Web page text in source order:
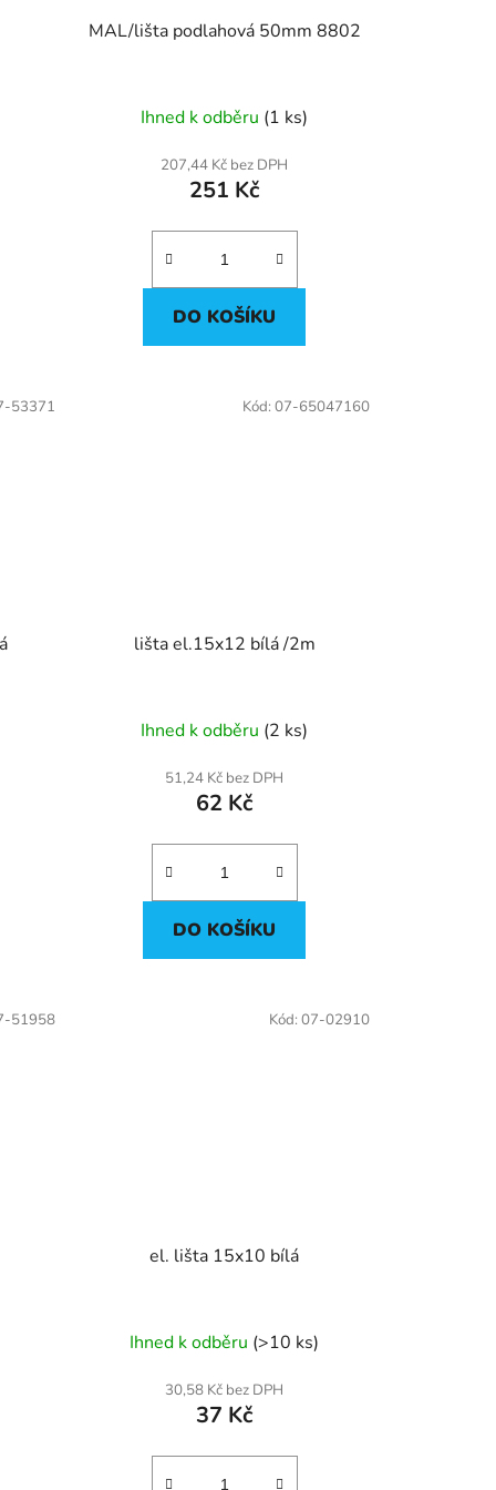
MAL/lišta podlahová 50mm 8802
Ihned k odběru (1 ks)
207,44 Kč bez DPH
251 Kč
DO KOŠÍKU
53371
lišta el.15x12 bílá /2m
Ihned k odběru (2 ks)
51,24 Kč bez DPH
62 Kč
DO KOŠÍKU
Kód: 07-65047160
51958
el. lišta 15x10 bílá
Ihned k odběru (>10 ks)
30,58 Kč bez DPH
37 Kč
Kód: 07-02910